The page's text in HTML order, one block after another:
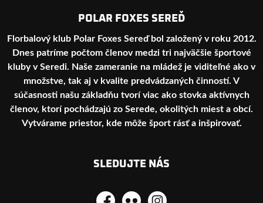
POLAR FOXES SEREĎ
Florbalový klub Polar Foxes Sereď bol založený v roku 2012.
Dnes patríme počtom členov medzi tri najväčšie športové
kluby v Seredi. Naše zameranie na mládež je viditeľné ako v
množstve, tak aj v kvalite predvádzaných činností. V
súčasnosti našu základňu tvorí viac ako stovka aktívnych
členov, ktorí pochádzajú zo Serede, okolitých miest a obcí.
Vytvárame priestor, kde môže šport rásť a inšpirovať.
SLEDUJTE NÁS